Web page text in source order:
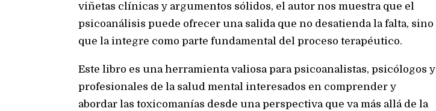
viñetas clínicas y argumentos sólidos, el autor nos muestra que el
psicoanálisis puede ofrecer una salida que no desatienda la falta, sino
que la integre como parte fundamental del proceso terapéutico.
Este libro es una herramienta valiosa para psicoanalistas, psicólogos y
profesionales de la salud mental interesados en comprender y
abordar las toxicomanías desde una perspectiva que va más allá de la